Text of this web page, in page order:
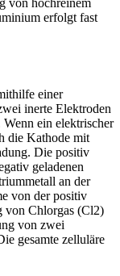
erfolgt fast
einer
inerte Elektroden
Wenn ein elektrischer
die Kathode mit
Die positiv
geladenen
an der
von der positiv
von Chlorgas (Cl2)
von zwei
gesamte zelluläre